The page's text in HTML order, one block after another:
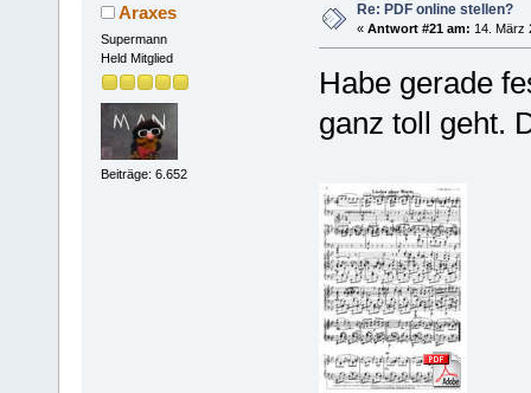
Araxes
Supermann
Held Mitglied
Beiträge: 6.652
Re: PDF online stellen?
« Antwort #21 am: 14. März
Habe gerade
ganz toll geht.